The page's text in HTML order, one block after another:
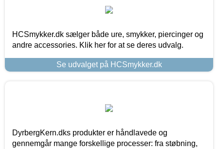
HCSmykker.dk sælger både ure, smykker, piercinger og
andre accessories. Klik her for at se deres udvalg.
Se udvalget på HCSmykker.dk
DyrbergKern.dks produkter er håndlavede og
gennemgår mange forskellige processer: fra støbning,